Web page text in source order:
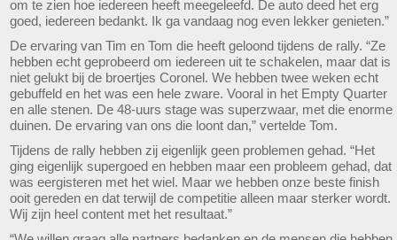
om te zien hoe iedereen heeft meegeleefd. De auto deed het erg
goed, iedereen bedankt. Ik ga vandaag nog even lekker genieten.”
De ervaring van Tim en Tom die heeft geloond tijdens de rally. “Ze
hebben echt geprobeerd om iedereen uit te schakelen, maar dat is
niet gelukt bij de broertjes Coronel. We hebben twee weken echt
gebuffeld en het was een hele zware. Vooral in het Empty Quarter
en alle stenen. De 48-uurs stage was superzwaar, met die enorme
duinen. De ervaring van ons die loont dan,” vertelde Tom.
Tijdens de rally hebben zij eigenlijk geen problemen gehad. “Het
ging eigenlijk supergoed en hebben maar een probleem gehad, dat
was eergisteren met het wiel. Maar we hebben onze beste finish
ooit gereden en dat terwijl de competitie alleen maar sterker wordt.
Wij zijn heel content met het resultaat.”